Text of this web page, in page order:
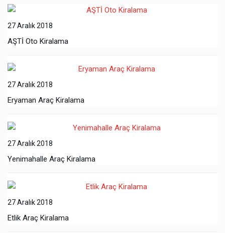
27 Aralık 2018
AŞTİ Oto Kiralama
27 Aralık 2018
Eryaman Araç Kiralama
27 Aralık 2018
Yenimahalle Araç Kiralama
27 Aralık 2018
Etlik Araç Kiralama